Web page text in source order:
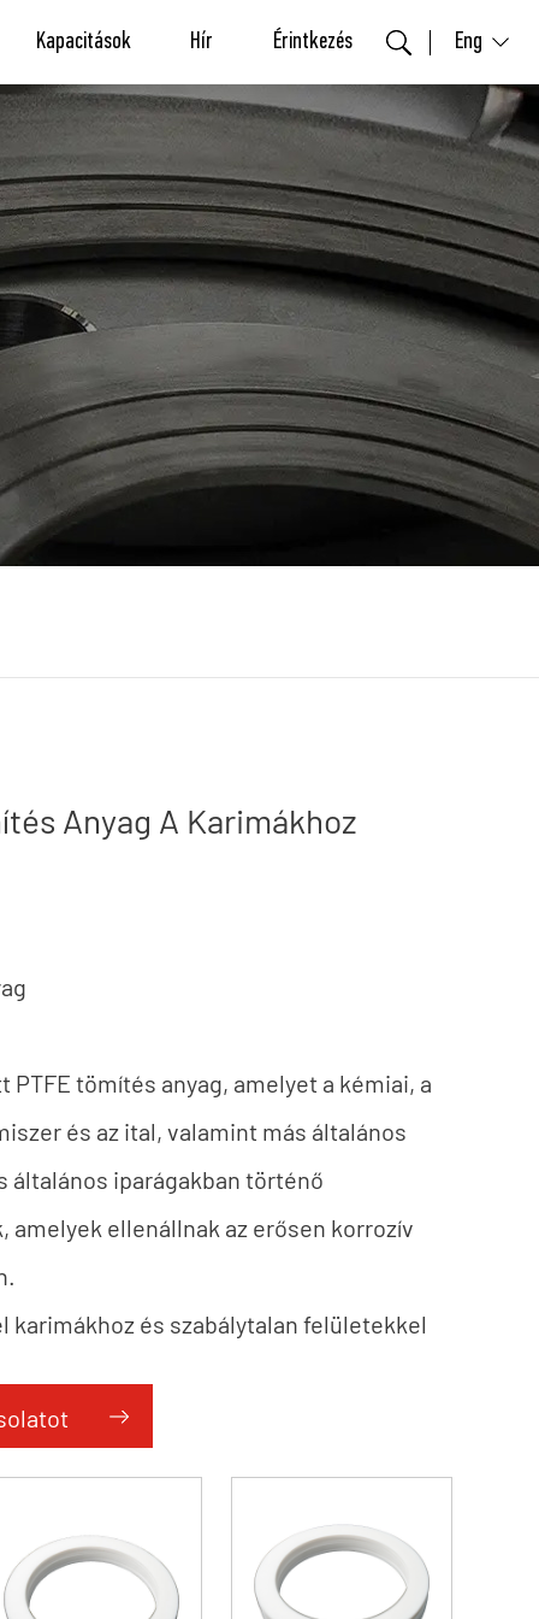
Kapacitások Hír Érintkezés Eng
Anyag A Karimákhoz
tömítés anyag, amelyet a kémiai, a
és az ital, valamint más általános
általános iparágakban történő
amelyek ellenállnak az erősen korrozív
karimákhoz és szabálytalan felületekkel